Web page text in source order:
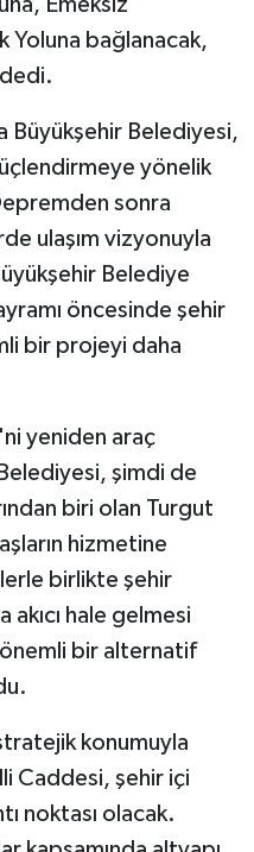
Emeksiz
Yoluna bağlanacak,
Büyükşehir Belediyesi,
yönelik
sonra
ulaşım vizyonuyla
Belediye
öncesinde şehir
bir projeyi daha
yeniden araç
şimdi de
biri olan Turgut
hizmetine
birlikte şehir
akıcı hale gelmesi
bir alternatif
konumuyla
Caddesi, şehir içi
noktası olacak.